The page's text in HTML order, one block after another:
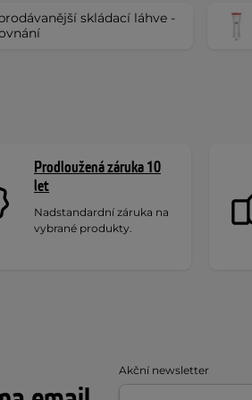
skládací láhve -
Prodloužená záruka 10
let
Nadstandardní záruka na
vybrané produkty.
Akční newsletter